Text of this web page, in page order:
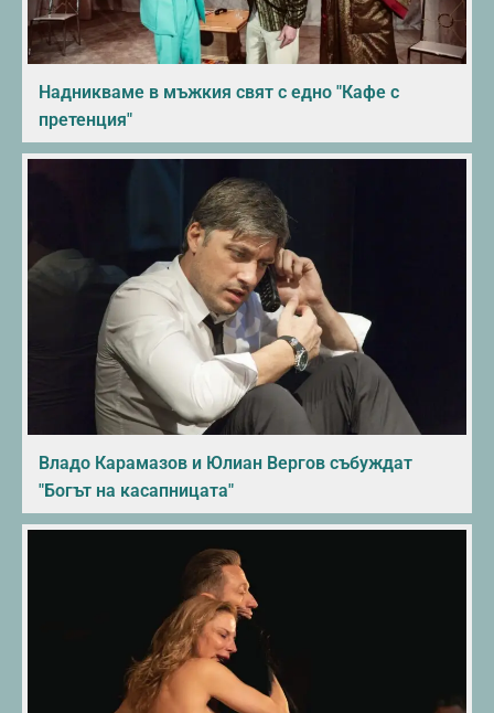
Надникваме в мъжкия свят с едно "Кафе с
претенция"
Владо Карамазов и Юлиан Вергов събуждат
"Богът на касапницата"